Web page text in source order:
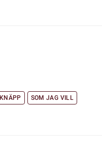
KNÄPP SOM JAG VILL